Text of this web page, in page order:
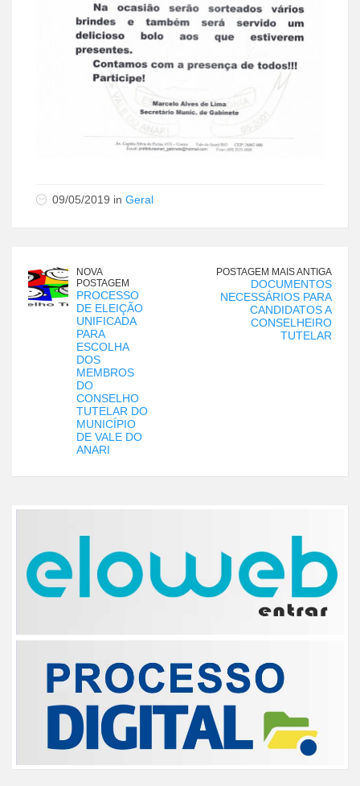
09/05/2019 in Geral
NOVA
POSTAGEM
PROCESSO
DE ELEIÇÃO
UNIFICADA
PARA
ESCOLHA
DOS
MEMBROS
DO
CONSELHO
TUTELAR DO
MUNICÍPIO
DE VALE DO
ANARI
POSTAGEM MAIS ANTIGA
DOCUMENTOS
NECESSÁRIOS PARA
CANDIDATOS A
CONSELHEIRO
TUTELAR